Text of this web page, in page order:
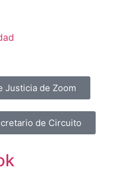
Justicia de Zoom
de Circuito